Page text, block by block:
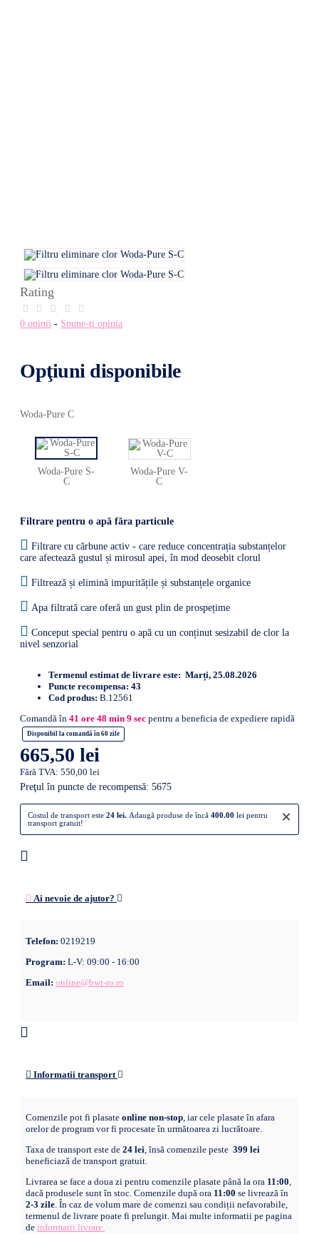
Filtrare pentru o apă făra particule
Filtrare cu cărbune activ - care reduce concentrația substanțelor
care afectează gustul și mirosul apei, în mod deosebit clorul
Filtrează și elimină impuritățile și substanțele organice
Apa filtrată care oferă un gust plin de prospețime
Conceput special pentru o apă cu un conținut sesizabil de clor la
nivel senzorial
Rating
0 opinii - Spune-ţi opinia
Opţiuni disponibile
Woda-Pure C
Woda-Pure S-
C
Woda-Pure V-
C
Termenul estimat de livrare este: Marți, 25.08.2026
Puncte recompensa: 43
Cod produs: B.12561
Comandă în 41 ore 48 min 8 sec pentru a beneficia de expediere rapidă
Disponibil la comandă în 60 zile
665,50 lei
Fără TVA: 550,00 lei
Preţul în puncte de recompensă: 5675
×
Costul de transport este 24 lei. Adaugă produse de încă 400.00 lei pentru
transport gratuit!
Ai nevoie de ajutor?
Telefon: 0219219
Program: L-V: 09:00 - 16:00
Email: online@bwt-ro.ro
Informatii transport
Comenzile pot fi plasate online non-stop, iar cele plasate în afara
orelor de program vor fi procesate în următoarea zi lucrătoare.
Taxa de transport este de 24 lei, însă comenzile peste 399 lei
beneficiază de transport gratuit.
Livrarea se face a doua zi pentru comenzile plasate până la ora 11:00,
dacă produsele sunt în stoc. Comenzile după ora 11:00 se livrează în
2-3 zile. În caz de volum mare de comenzi sau condiții nefavorabile,
termenul de livrare poate fi prelungit. Mai multe informatii pe pagina
de informatii livrare.